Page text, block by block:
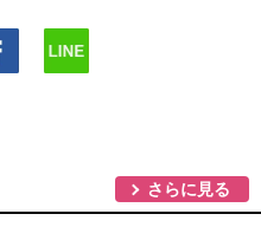
さらに見る